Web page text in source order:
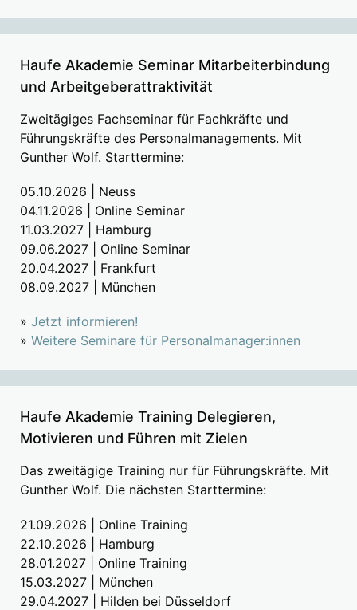
Haufe Akademie Seminar Mitarbeiterbindung
und Arbeitgeberattraktivität
Zweitägiges Fachseminar für Fachkräfte und
Führungskräfte des Personalmanagements. Mit
Gunther Wolf. Starttermine:
05.10.2026 | Neuss
04.11.2026 | Online Seminar
11.03.2027 | Hamburg
09.06.2027 | Online Seminar
20.04.2027 | Frankfurt
08.09.2027 | München
» Jetzt informieren!
» Weitere Seminare für Personalmanager:innen
Haufe Akademie Training Delegieren,
Motivieren und Führen mit Zielen
Das zweitägige Training nur für Führungskräfte. Mit
Gunther Wolf. Die nächsten Starttermine:
21.09.2026 | Online Training
22.10.2026 | Hamburg
28.01.2027 | Online Training
15.03.2027 | München
29.04.2027 | Hilden bei Düsseldorf